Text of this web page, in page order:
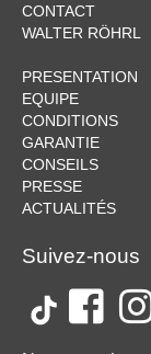
CONTACT
WALTER RÖHRL
PRESENTATION
EQUIPE
CONDITIONS
GARANTIE
CONSEILS
PRESSE
ACTUALITÉS
Suivez-nous